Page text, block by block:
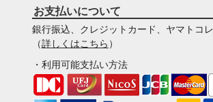
お支払いについて
銀行振込、クレジットカード、ヤマトコ
（詳しくはこちら ）
・利用可能支払い方法